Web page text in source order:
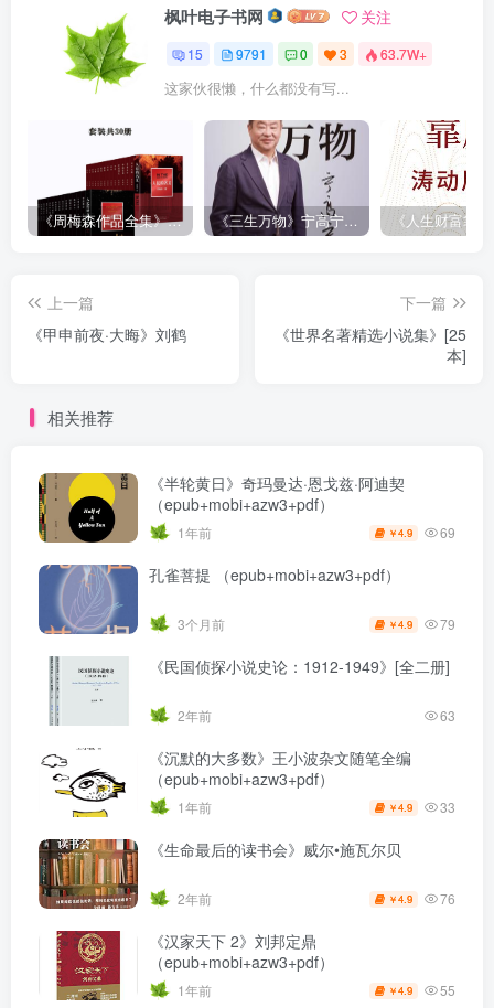
枫叶电子书网 关注
15 9791 0 3 63.7W+
这家伙很懒，什么都没有写...
《周梅森作品全集》[共30册] 《三生万物》宁高宁（epub+mobi+azw3+pdf）
上一篇
《甲申前夜·大晦》刘鹤
下一篇
《世界名著精选小说集》[25
本]
相关推荐
《半轮黄日》奇玛曼达·恩戈兹·阿迪契
（epub+mobi+azw3+pdf）
1年前 ￥4.9 69
孔雀菩提 （epub+mobi+azw3+pdf）
3个月前 ￥4.9 79
《民国侦探小说史论：1912-1949》[全二册]
2年前 63
《沉默的大多数》王小波杂文随笔全编
（epub+mobi+azw3+pdf）
1年前 ￥4.9 33
《生命最后的读书会》威尔•施瓦尔贝
2年前 ￥4.9 76
《汉家天下 2》刘邦定鼎
（epub+mobi+azw3+pdf）
1年前 ￥4.9 55